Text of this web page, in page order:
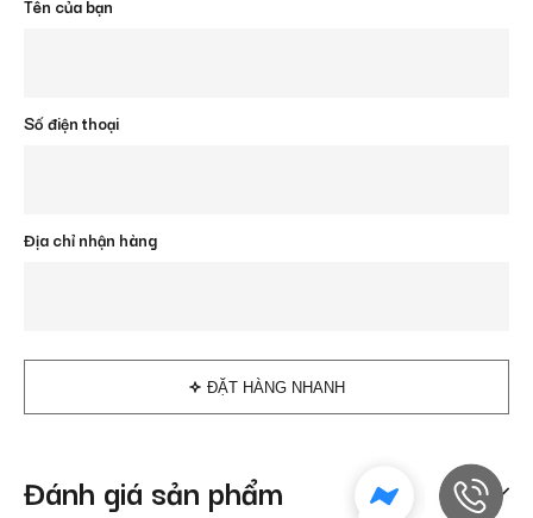
Tên của bạn
Số điện thoại
Địa chỉ nhận hàng
ĐẶT HÀNG NHANH
Đánh giá sản phẩm